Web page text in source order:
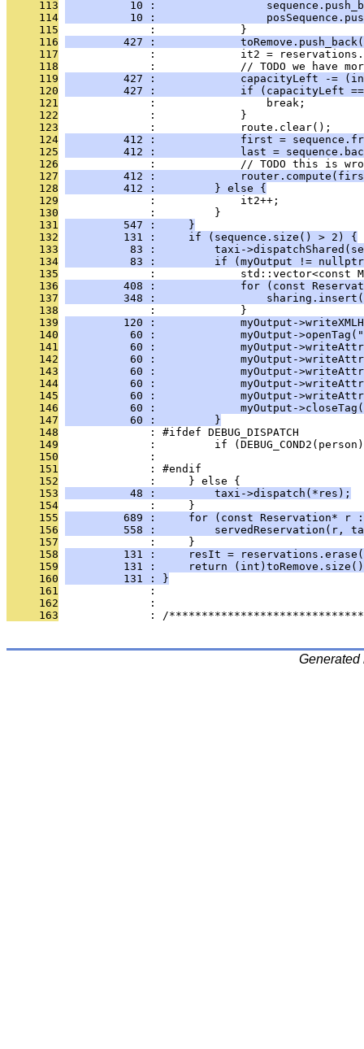
     113
10 :
     114
10 :
     115
              :             }
     116
427 :
     117
:             it2 =
     118
:             // TODO we have
     119
427 :             capacityLeft -=
     120
427 :             if (capacityLeft
     121
              :                 break;
     122
              :             }
     123
              :             route.clear();
     124
412 :             first =
     125
412 :             last =
     126
:             // TODO this is
     127
412 :
     128
         412 :         } else {
     129
              :             it2++;
     130
              :         }
     131
         547 :     }
     132
         131 :     if (sequence.size() > 2) {
     133
83 :         taxi-
     134
83 :         if (myOutput !=
     135
:             std::vector<const
     136
408 :             for (const
     137
348 :
     138
              :             }
     139
120 :             myOutput-
     140
60 :             myOutput-
     141
60 :             myOutput-
     142
60 :             myOutput-
     143
60 :             myOutput-
     144
60 :             myOutput-
     145
60 :             myOutput-
     146
60 :             myOutput-
     147
          60 :         }
     148
              : #ifdef DEBUG_DISPATCH
     149
:         if
     150
:
     151
              : #endif
     152
              :     } else {
     153
          48 :         taxi->dispatch(*res);
     154
              :     }
     155
689 :     for (const Reservation* r
     156
558 :         servedReservation(r,
     157
              :     }
     158
131 :     resIt =
     159
131 :     return
     160
         131 : }
     161
              :
     162
              :
     163
: /